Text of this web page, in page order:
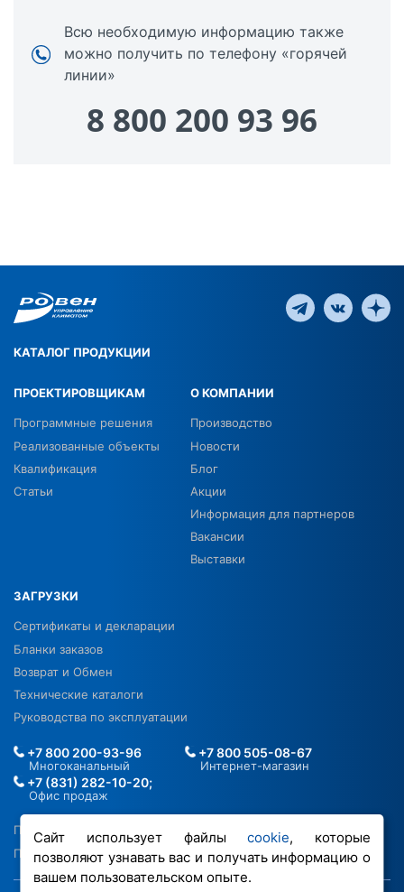
Всю необходимую информацию также
можно получить по телефону «горячей
линии»
8 800 200 93 96
Сайт использует файлыcookie, которые
позволяют узнавать вас и получать информацию о
вашем пользовательском опыте.
КАТАЛОГ ПРОДУКЦИИ
ПРОЕКТИРОВЩИКАМ
Программные решения
Реализованные объекты
Квалификация
Статьи
О КОМПАНИИ
Производство
Новости
Блог
Акции
Информация для партнеров
Вакансии
Выставки
ЗАГРУЗКИ
Сертификаты и декларации
Бланки заказов
Возврат и Обмен
Технические каталоги
Руководства по эксплуатации
Политика в отношении ПДН
Политика обработки файлов cookie
+7 800 200-93-96
Многоканальный
+7 800 505-08-67
Интернет-магазин
+7 (831) 282-10-20;
Офис продаж